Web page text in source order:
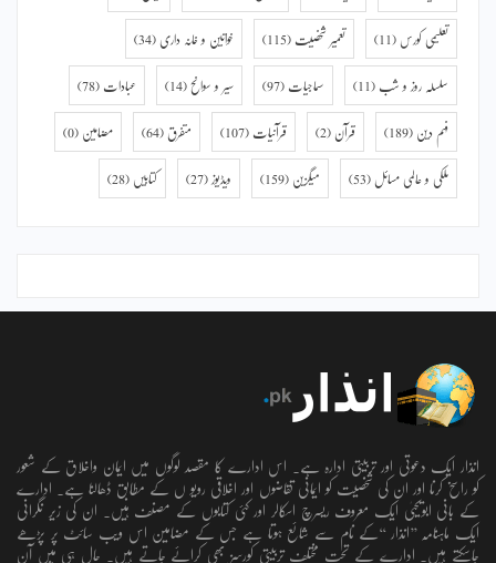
تعلیمی کورس (11) تعمیر شخصیت (115) خواتین و خانہ داری (34)
سلسلہ روز و شب (11) سماجیات (97) سیر و سوانح (14) عبادات (78)
فہم دین (189) قرآن (2) قرآنیات (107) متفرق (64) مضامین (0)
ملکی و عالمی مسائل (53) میگزین (159) ویڈیوز (27) کتابیں (28)
انذار ایک دعوتی اور تربیتی ادارہ ہے۔ اس ادارے کا مقصد لوگوں میں ایمان واخلاق کے شعور
کو راسخ کرنا اور ان کی شخصیت کو ایمانی تقاضوں اور اخلاقی رویو ں کے مطابق ڈھالنا ہے۔ ادارے
کے بانی ابویحییٰ ایک معروف ریسرچ اسکالر اور کئی کتابوں کے مصنف ہیں۔ ان کی زیر نگرانی
ایک ماہنامہ ’’انذار ‘‘کے نام سے شائع ہوتا ہے جس کے مضامین اس ویب سائٹ پر پڑھے
جاسکتے ہیں۔ ادارے کے تحت مختلف تربیتی کورسز بھی کرائے جاتے ہیں۔ حال ہی میں آن